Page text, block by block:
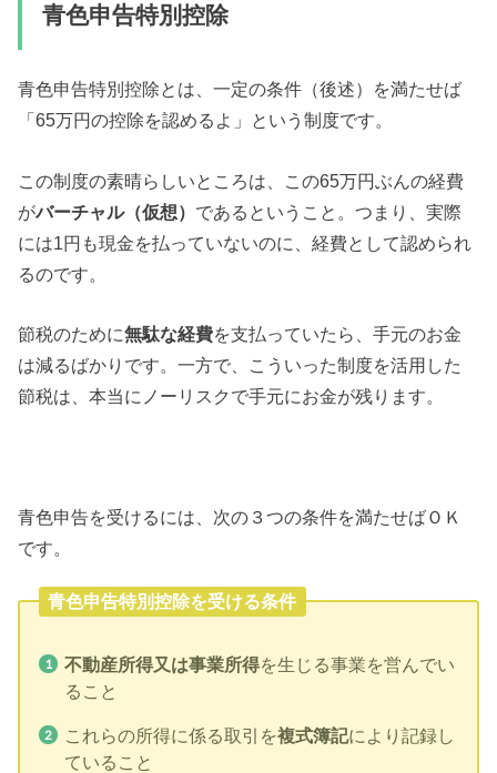
青色申告特別控除
青色申告特別控除とは、一定の条件（後述）を満たせば
「65万円の控除を認めるよ」という制度です。
この制度の素晴らしいところは、この65万円ぶんの経費
がバーチャル（仮想） であるということ。つまり、実際
には1円も現金を払っていないのに、経費として認められ
るのです。
節税のために無駄な経費を支払っていたら、手元のお金
は減るばかりです。一方で、こういった制度を活用した
節税は、本当にノーリスクで手元にお金が残ります。
青色申告を受けるには、次の３つの条件を満たせばＯＫ
です。
青色申告特別控除を受ける条件
不動産所得又は事業所得を生じる事業を営んでい
ること
これらの所得に係る取引を複式簿記により記録し
ていること